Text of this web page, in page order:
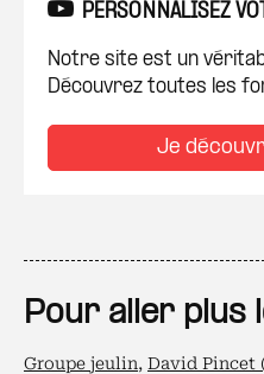
PERSONNALISEZ
Notre site est un
Découvrez toutes les
Je
Pour aller plus
Groupe jeulin, David Pincet